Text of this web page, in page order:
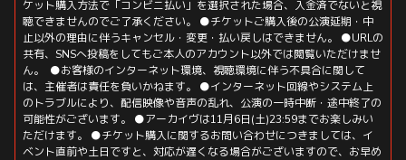
ケット購入方法で「コンビニ払い」を選択された場合、入金済でないと視
聴できませんのでご了承ください。 ●チケットご購入後の公演延期・中
止以外の理由に伴うキャンセル・変更・払い戻しはできません。 ●URLの
共有、SNSへ投稿をしてもご本人のアカウント以外では閲覧いただけませ
ん。 ●お客様のインターネット環境、視聴環境に伴う不具合に関して
は、主催者は責任を負いかねます。 ●インターネット回線やシステム上
のトラブルにより、配信映像や音声の乱れ、公演の一時中断・途中終了の
可能性がございます。 ●アーカイヴは11月6日(土)23:59までお楽しみい
ただけます。 ●チケット購入に関するお問い合わせにつきましては、イ
ベント直前や土日ですと、対応が遅くなる場合がございますので、お早め